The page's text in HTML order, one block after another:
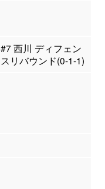
#7 西川 ディフェン
スリバウンド(0-1-1)